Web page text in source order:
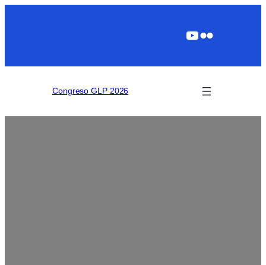
YouTube
Flickr
Congreso GLP 2026